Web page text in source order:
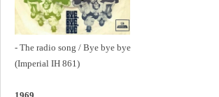
- The radio song / Bye bye bye
(Imperial IH 861)